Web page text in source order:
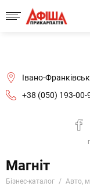
Івано-
+38 (050) 193-00-
Магніт
Бізнес-каталог Авто,